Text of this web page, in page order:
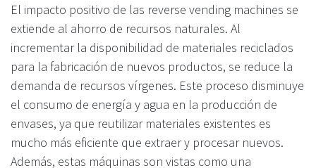
El impacto positivo de las reverse vending machines se
extiende al ahorro de recursos naturales. Al
incrementar la disponibilidad de materiales reciclados
para la fabricación de nuevos productos, se reduce la
demanda de recursos vírgenes. Este proceso disminuye
el consumo de energía y agua en la producción de
envases, ya que reutilizar materiales existentes es
mucho más eficiente que extraer y procesar nuevos.
Además, estas máquinas son vistas como una